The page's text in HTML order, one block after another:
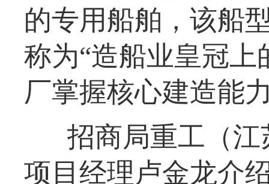
的专用船舶，该船
称为“造船业皇冠
厂掌握核心建造能
招商局重工（
项目经理卢金龙介